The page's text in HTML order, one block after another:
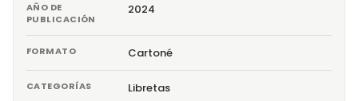
AÑO DE
PUBLICACIÓN
2024
FORMATO Cartoné
CATEGORÍAS Libretas